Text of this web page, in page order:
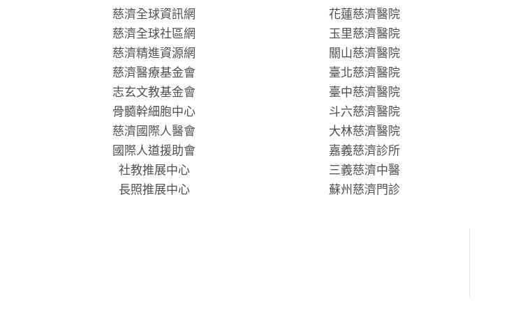
慈濟全球資訊網
慈濟全球社區網
慈濟精進資源網
慈濟醫療基金會
志玄文教基金會
骨髓幹細胞中心
慈濟國際人醫會
國際人道援助會
社教推展中心
長照推展中心
花蓮慈濟醫院
玉里慈濟醫院
關山慈濟醫院
臺北慈濟醫院
臺中慈濟醫院
斗六慈濟醫院
大林慈濟醫院
嘉義慈濟診所
三義慈濟中醫
蘇州慈濟門診